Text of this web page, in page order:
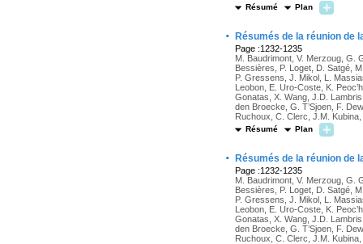
Résumé Plan
· Résumés de la réunion de
Page :1232-1235
M. Baudrimont, V. Merzoug, G.
Bessières, P. Loget, D. Satgé,
P. Gressens, J. Mikol, L.
Leobon, E. Uro-Coste, K.
Gonatas, X. Wang, J.D.
den Broecke, G. T’Sjoen, F.
Ruchoux, C. Clerc, J.M.
Résumé Plan
· Résumés de la réunion de
Page :1232-1235
M. Baudrimont, V. Merzoug, G.
Bessières, P. Loget, D. Satgé,
P. Gressens, J. Mikol, L.
Leobon, E. Uro-Coste, K.
Gonatas, X. Wang, J.D.
den Broecke, G. T’Sjoen, F.
Ruchoux, C. Clerc, J.M.